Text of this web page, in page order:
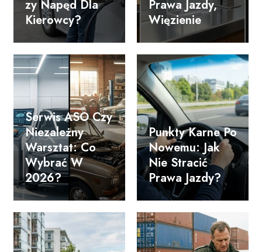
Zy Napęd Dla
Kierowcy?
Prawa Jazdy,
Więzienie
Serwis ASO Czy
Niezależny
Warsztat: Co
Wybrać W
2026?
Punkty Karne Po
Nowemu: Jak
Nie Stracić
Prawa Jazdy?